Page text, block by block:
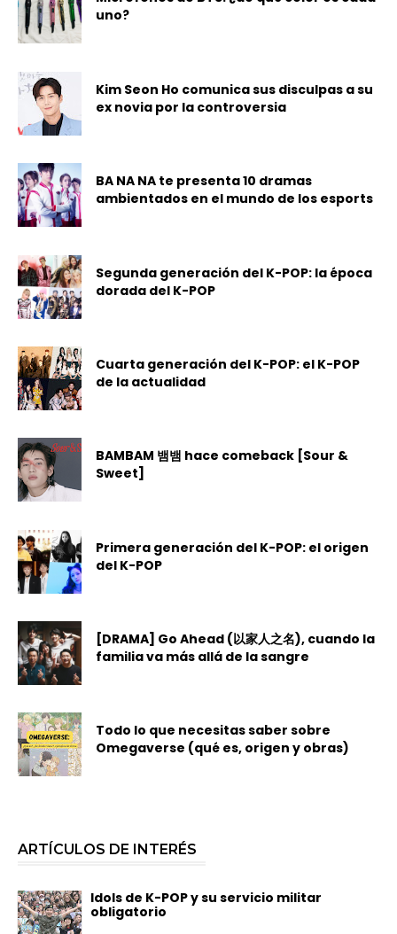
uno?
Kim Seon Ho comunica sus disculpas a su
ex novia por la controversia
BA NA NA te presenta 10 dramas
ambientados en el mundo de los esports
Segunda generación del K-POP: la época
dorada del K-POP
Cuarta generación del K-POP: el K-POP
de la actualidad
BAMBAM 뱀뱀 hace comeback [Sour &
Sweet]
Primera generación del K-POP: el origen
del K-POP
[DRAMA] Go Ahead (以家人之名), cuando la
familia va más allá de la sangre
Todo lo que necesitas saber sobre
Omegaverse (qué es, origen y obras)
ARTÍCULOS DE INTERÉS
Idols de K-POP y su servicio militar
obligatorio